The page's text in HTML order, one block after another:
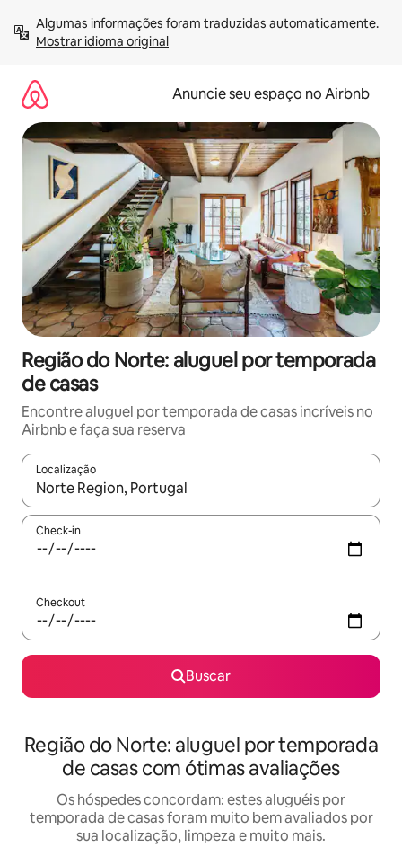
para
Mostrar idioma original
Anuncie seu espaço no Airbnb
Região do Norte: aluguel por temporada
de casas
Encontre aluguel por temporada de casas incríveis no
Airbnb e faça sua reserva
Localização
Quando os resultados estiverem disponíveis, explore-os
Check-in
Checkout
Buscar
Região do Norte: aluguel por temporada
de casas com ótimas avaliações
Os hóspedes concordam: estes aluguéis por
temporada de casas foram muito bem avaliados por
sua localização, limpeza e muito mais.